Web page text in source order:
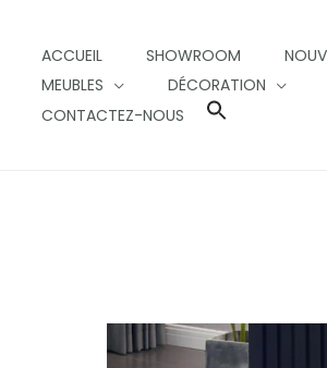
ACCUEIL SHOWROOM
MEUBLES
DÉCORATION
CONTACTEZ-NOUS